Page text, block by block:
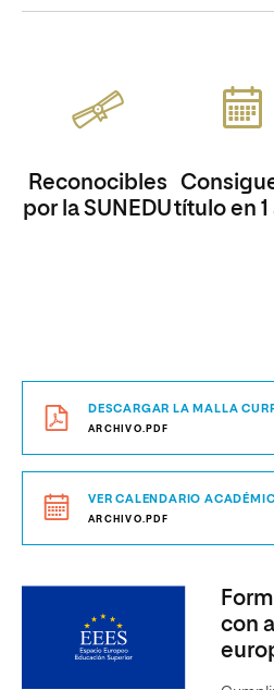
Reconocibles
por la SUNEDUtítulo en 1
DESCARGAR LA MALLA
ARCHIVO.PDF
VER CALENDARIO
ARCHIVO.PDF
con